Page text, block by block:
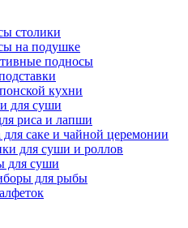
столики
на подушке
подносы
кухни
для суши
риса и лапши
для саке и чайной церемонии
для суши и роллов
для суши
для рыбы